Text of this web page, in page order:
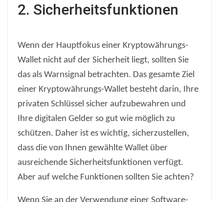
2. Sicherheitsfunktionen
Wenn der Hauptfokus einer Kryptowährungs-
Wallet nicht auf der Sicherheit liegt, sollten Sie
das als Warnsignal betrachten. Das gesamte Ziel
einer Kryptowährungs-Wallet besteht darin, Ihre
privaten Schlüssel sicher aufzubewahren und
Ihre digitalen Gelder so gut wie möglich zu
schützen. Daher ist es wichtig, sicherzustellen,
dass die von Ihnen gewählte Wallet über
ausreichende Sicherheitsfunktionen verfügt.
Aber auf welche Funktionen sollten Sie achten?